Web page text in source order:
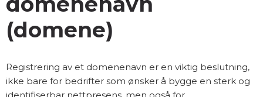
(domene)
Registrering av et domenenavn er en viktig beslutning,
ikke bare for bedrifter som ønsker å bygge en sterk og